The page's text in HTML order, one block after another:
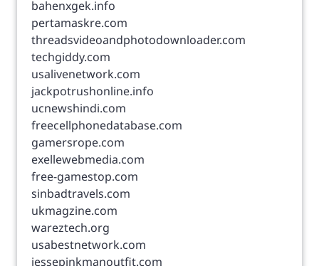
bahenxgek.info
pertamaskre.com
threadsvideoandphotodownloader.com
techgiddy.com
usalivenetwork.com
jackpotrushonline.info
ucnewshindi.com
freecellphonedatabase.com
gamersrope.com
exellewebmedia.com
free-gamestop.com
sinbadtravels.com
ukmagzine.com
wareztech.org
usabestnetwork.com
jessepinkmanoutfit.com